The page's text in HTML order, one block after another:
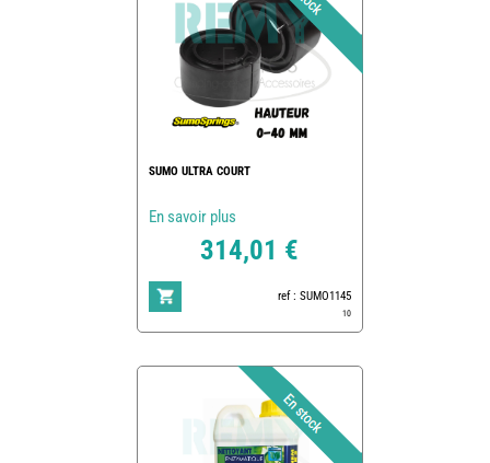
SUMO ULTRA COURT
En savoir plus
314,01 €
ref : SUMO1145
10